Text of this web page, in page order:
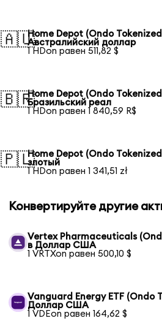
🇦🇺Home Depot (Ondo
Австралийский доллар
1 HDon равен 511,82 $
🇧🇷Home Depot (Ondo
Бразильский реал
1 HDon равен 1 840,59 R$
🇵🇱Home Depot (Ondo
злотый
1 HDon равен 1 341,51 zł
Конвертируйте другие
Vertex Pharmaceuticals
в Доллар США
1 VRTXon равен 500,10 $
Vanguard Energy ETF (Ondo
Доллар США
1 VDEon равен 164,62 $